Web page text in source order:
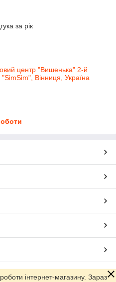
за рік
центр "Вишенька" 2-й
Вінниця, Україна
Prom.ua
інтернет-магазину. Зараз